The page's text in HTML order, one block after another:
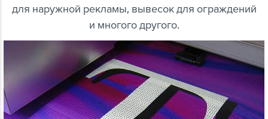
для наружной рекламы, вывесок для ограждений
и многого другого.